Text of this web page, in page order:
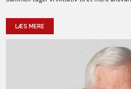
LÆS MERE